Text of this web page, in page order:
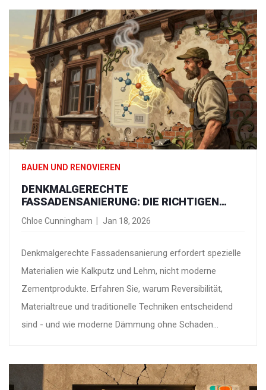
BAUEN UND RENOVIEREN
DENKMALGERECHTE
FASSADENSANIERUNG: DIE RICHTIGEN
MATERIALIEN UND TECHNIKEN FÜR
HISTORISCHE FASSADEN
Chloe Cunningham Jan 18, 2026
Denkmalgerechte Fassadensanierung erfordert spezielle
Materialien wie Kalkputz und Lehm, nicht moderne
Zementprodukte. Erfahren Sie, warum Reversibilität,
Materialtreue und traditionelle Techniken entscheidend
sind - und wie moderne Dämmung ohne Schaden